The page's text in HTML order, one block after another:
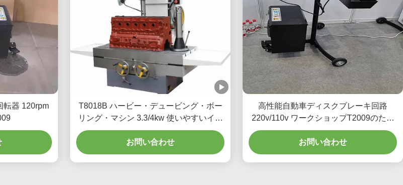
転器 120rpm
T8018B ハービー・デュービング・ボー
リング・マシン 3.3/4kw 使いやすいイン
ターフェース
お問い合わせ
高性能自動車ディスクブレーキ回路
220v/110v ワークショップT2009のため
に
お問い合わせ